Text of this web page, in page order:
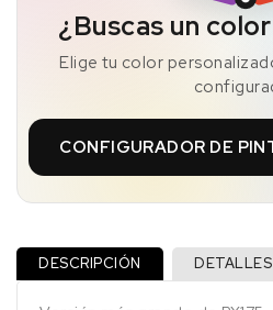
¿Buscas un
Elige tu color
CONFIGURADOR DE
DESCRIPCIÓN